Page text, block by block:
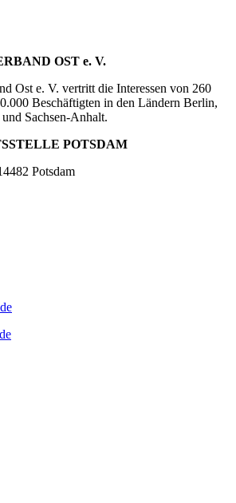
OST e. V.
Ost e. V. vertritt die Interessen von 260
Beschäftigten in den Ländern Berlin,
Sachsen-Anhalt.
POTSDAM
Potsdam